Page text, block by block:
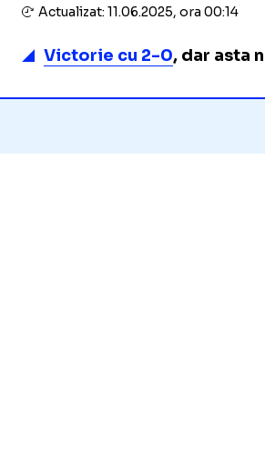
Actualizat: 11.06.2025, ora 00:14
Victorie cu 2-0, dar asta